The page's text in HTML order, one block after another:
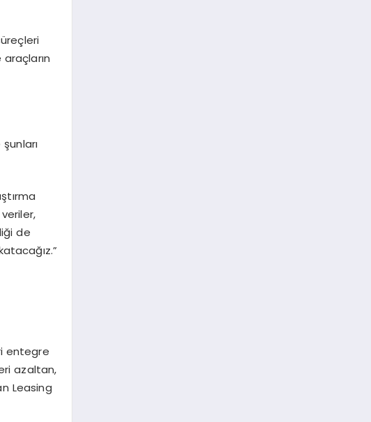
de
entegre
azaltan,
Leasing